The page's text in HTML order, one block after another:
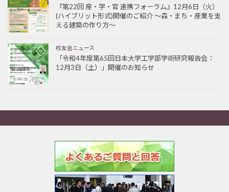
『第22回 産・学・官 連携フォーラム』12月6日（火）
(ハイブリット形式)開催のご紹介 ～森・まち・産業を支
える建築の作り方～
校友会ニュース
「令和4年度第65回日本大学工学部学術研究報告会：
12月3日（土）」開催のお知らせ